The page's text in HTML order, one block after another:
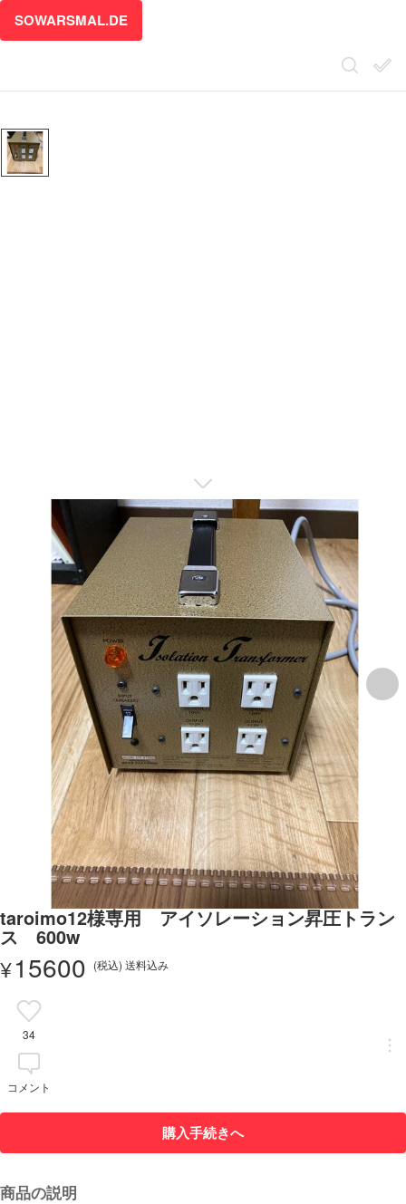
SOWARSMAL.DE
taroimo12様専用 アイソレーション昇圧トラン
ス 600w
¥15600 (税込) 送料込み
34
コメント
購入手続きへ
商品の説明